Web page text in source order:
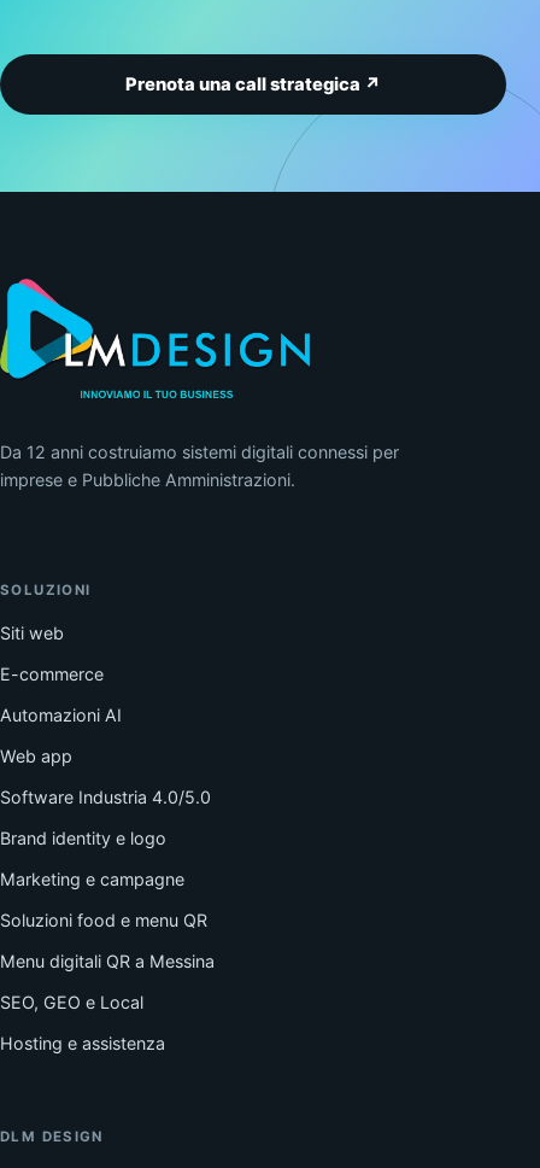
Prenota una call strategica ↗
Da 12 anni costruiamo sistemi digitali connessi per
imprese e Pubbliche Amministrazioni.
SOLUZIONI
Siti web
E-commerce
Automazioni AI
Web app
Software Industria 4.0/5.0
Brand identity e logo
Marketing e campagne
Soluzioni food e menu QR
Menu digitali QR a Messina
SEO, GEO e Local
Hosting e assistenza
DLM DESIGN